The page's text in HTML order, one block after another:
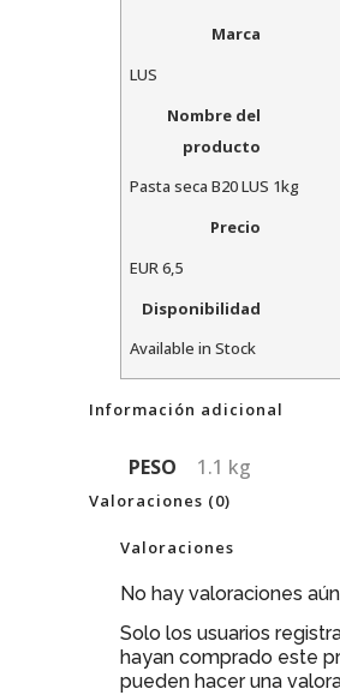
Marca
LUS
Nombre del
producto
Pasta seca B20 LUS 1kg
Precio
EUR6,5
Disponibilidad
Available in Stock
Información adicional
PESO 1.1 kg
Valoraciones (0)
Valoraciones
No hay valoraciones
Solo los usuarios
hayan comprado este
pueden hacer una